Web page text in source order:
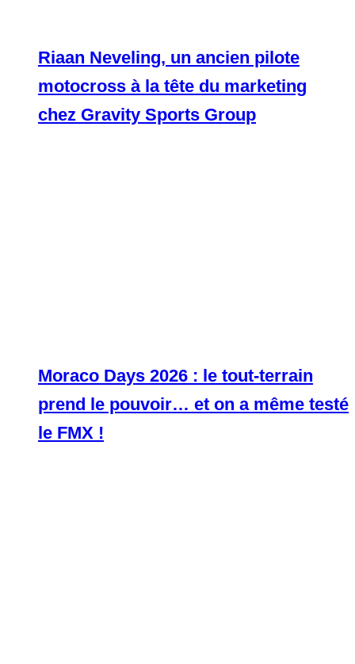
Riaan Neveling, un ancien pilote
motocross à la tête du marketing
chez Gravity Sports Group
Moraco Days 2026 : le tout-terrain
prend le pouvoir… et on a même testé
le FMX !